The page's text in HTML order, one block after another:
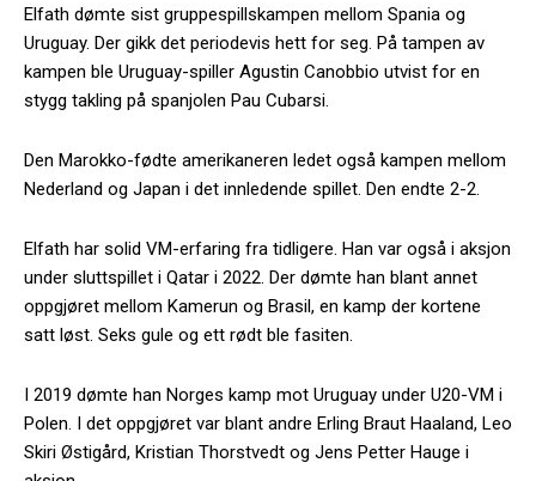
Elfath dømte sist gruppespillskampen mellom Spania og
Uruguay. Der gikk det periodevis hett for seg. På tampen av
kampen ble Uruguay-spiller Agustin Canobbio utvist for en
stygg takling på spanjolen Pau Cubarsi.
Den Marokko-fødte amerikaneren ledet også kampen mellom
Nederland og Japan i det innledende spillet. Den endte 2-2.
Elfath har solid VM-erfaring fra tidligere. Han var også i aksjon
under sluttspillet i Qatar i 2022. Der dømte han blant annet
oppgjøret mellom Kamerun og Brasil, en kamp der kortene
satt løst. Seks gule og ett rødt ble fasiten.
I 2019 dømte han Norges kamp mot Uruguay under U20-VM i
Polen. I det oppgjøret var blant andre Erling Braut Haaland, Leo
Skiri Østigård, Kristian Thorstvedt og Jens Petter Hauge i